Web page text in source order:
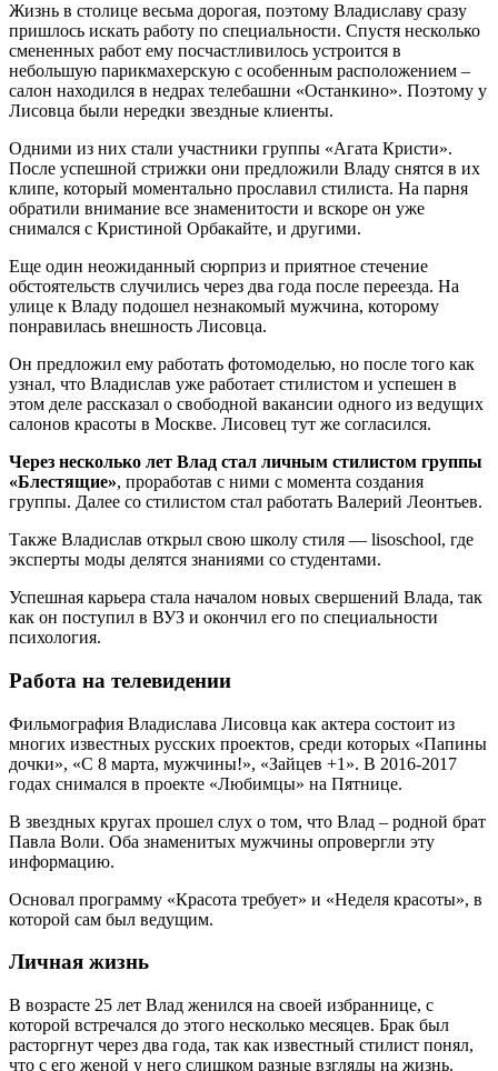
Жизнь в столице весьма дорогая, поэтому Владиславу сразу
пришлось искать работу по специальности. Спустя несколько
смененных работ ему посчастливилось устроится в
небольшую парикмахерскую с особенным расположением –
салон находился в недрах телебашни «Останкино». Поэтому у
Лисовца были нередки звездные клиенты.
Одними из них стали участники группы «Агата Кристи».
После успешной стрижки они предложили Владу снятся в их
клипе, который моментально прославил стилиста. На парня
обратили внимание все знаменитости и вскоре он уже
снимался с Кристиной Орбакайте, и другими.
Еще один неожиданный сюрприз и приятное стечение
обстоятельств случились через два года после переезда. На
улице к Владу подошел незнакомый мужчина, которому
понравилась внешность Лисовца.
Он предложил ему работать фотомоделью, но после того как
узнал, что Владислав уже работает стилистом и успешен в
этом деле рассказал о свободной вакансии одного из ведущих
салонов красоты в Москве. Лисовец тут же согласился.
Через несколько лет Влад стал личным стилистом группы
«Блестящие», проработав с ними с момента создания
группы. Далее со стилистом стал работать Валерий Леонтьев.
Также Владислав открыл свою школу стиля — lisoschool, где
эксперты моды делятся знаниями со студентами.
Успешная карьера стала началом новых свершений Влада, так
как он поступил в ВУЗ и окончил его по специальности
психология.
Работа на телевидении
Фильмография Владислава Лисовца как актера состоит из
многих известных русских проектов, среди которых «Папины
дочки», «С 8 марта, мужчины!», «Зайцев +1». В 2016-2017
годах снимался в проекте «Любимцы» на Пятнице.
В звездных кругах прошел слух о том, что Влад – родной брат
Павла Воли. Оба знаменитых мужчины опровергли эту
информацию.
Основал программу «Красота требует» и «Неделя красоты», в
которой сам был ведущим.
Личная жизнь
В возрасте 25 лет Влад женился на своей избраннице, с
которой встречался до этого несколько месяцев. Брак был
расторгнут через два года, так как известный стилист понял,
что с его женой у него слишком разные взгляды на жизнь.